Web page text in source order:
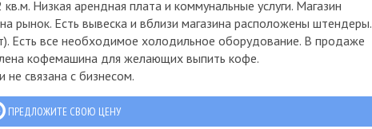
Низкая арендная плата и коммунальные услуги. Магазин
рынок. Есть вывеска и вблизи магазина расположены штендеры.
Есть все необходимое холодильное оборудование. В продаже
кофемашина для желающих выпить кофе.
связана с бизнесом.
ПРЕДЛОЖИТЕ СВОЮ ЦЕНУ